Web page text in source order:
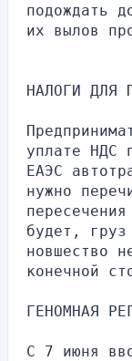
подождать
их вылов
НАЛОГИ ДЛЯ
уплате НДС
ЕАЭС
нужно
будет,
новшество
конечной
ГЕНОМНАЯ
С 7 июня